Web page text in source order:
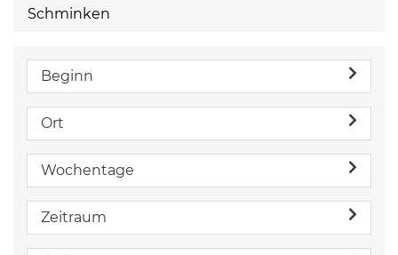
Schminken
Beginn
Ort
Wochentage
Zeitraum